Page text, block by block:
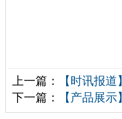
上一篇：
【时讯报
下一篇：
【产品展